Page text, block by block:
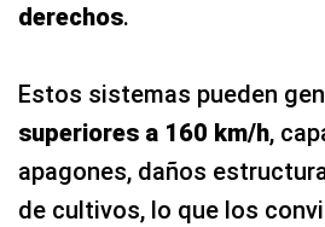
derechos.
Estos sistemas pueden
superiores a 160 km/h,
apagones, daños
de cultivos, lo que los